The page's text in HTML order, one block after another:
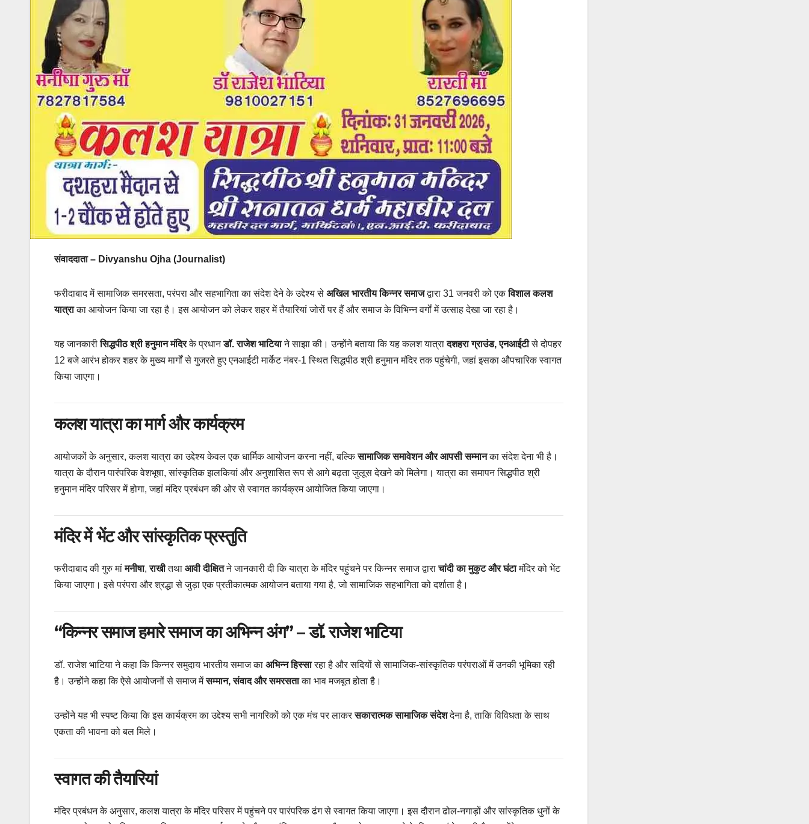
संवाददाता – Divyanshu Ojha (Journalist)
फरीदाबाद में सामाजिक समरसता, परंपरा और सहभागिता का संदेश देने के उद्देश्य से अखिल भारतीय किन्नर समाजद्वारा 31 जनवरी को एकविशाल कलश
यात्राका आयोजन किया जा रहा है। इस आयोजन को लेकर शहर में तैयारियां जोरों पर हैं और समाज के विभिन्न वर्गों में उत्साह देखा जा रहा है।
यह जानकारीसिद्धपीठ श्री हनुमान मंदिरके प्रधानडॉ. राजेश भाटियाने साझा की। उन्होंने बताया कि यह कलश यात्रादशहरा ग्राउंड, एनआईटीसे दोपहर
12 बजे आरंभ होकर शहर के मुख्य मार्गों से गुजरते हुए एनआईटी मार्केट नंबर-1 स्थित सिद्धपीठ श्री हनुमान मंदिर तक पहुंचेगी, जहां इसका औपचारिक स्वागत
किया जाएगा।
कलश यात्रा का मार्ग और कार्यक्रम
आयोजकों के अनुसार, कलश यात्रा का उद्देश्य केवल एक धार्मिक आयोजन करना नहीं, बल्किसामाजिक समावेशन और आपसी सम्मानका संदेश देना भी है।
यात्रा के दौरान पारंपरिक वेशभूषा, सांस्कृतिक झलकियां और अनुशासित रूप से आगे बढ़ता जुलूस देखने को मिलेगा। यात्रा का समापन सिद्धपीठ श्री
हनुमान मंदिर परिसर में होगा, जहां मंदिर प्रबंधन की ओर से स्वागत कार्यक्रम आयोजित किया जाएगा।
मंदिर में भेंट और सांस्कृतिक प्रस्तुति
फरीदाबाद की गुरु मांमनीषा,राखीतथा आवी दीक्षितने जानकारी दी कि यात्रा के मंदिर पहुंचने पर किन्नर समाज द्वाराचांदी का मुकुट और घंटामंदिर को भेंट
किया जाएगा। इसे परंपरा और श्रद्धा से जुड़ा एक प्रतीकात्मक आयोजन बताया गया है, जो सामाजिक सहभागिता को दर्शाता है।
“किन्नर समाज हमारे समाज का अभिन्न अंग” – डॉ. राजेश भाटिया
डॉ. राजेश भाटिया ने कहा कि किन्नर समुदाय भारतीय समाज का अभिन्न हिस्सारहा है और सदियों से सामाजिक-सांस्कृतिक परंपराओं में उनकी भूमिका रही
है। उन्होंने कहा कि ऐसे आयोजनों से समाज मेंसम्मान, संवाद और समरसताका भाव मजबूत होता है।
उन्होंने यह भी स्पष्ट किया कि इस कार्यक्रम का उद्देश्य सभी नागरिकों को एक मंच पर लाकरसकारात्मक सामाजिक संदेशदेना है, ताकि विविधता के साथ
एकता की भावना को बल मिले।
स्वागत की तैयारियां
मंदिर प्रबंधन के अनुसार, कलश यात्रा के मंदिर परिसर में पहुंचने पर पारंपरिक ढंग से स्वागत किया जाएगा। इस दौरान ढोल-नगाड़ों और सांस्कृतिक धुनों के